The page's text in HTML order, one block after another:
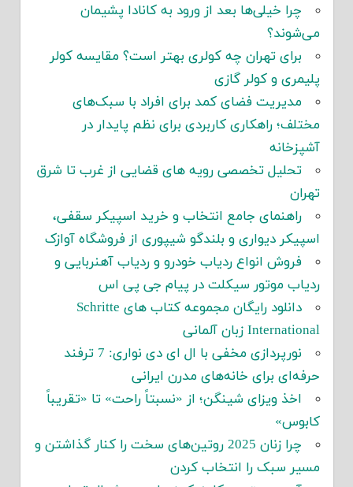
چرا خیلی‌ها بعد از ورود به کانادا پشیمان
می‌شوند؟
برای تهران چه کولری بهتر است؟ مقایسه کولر
پلیمری و کولر گازی
مدیریت فضای کمد برای افراد با سبک‌های
مختلف؛ راهکاری کاربردی برای نظم پایدار در
آشپزخانه
تحلیل تخصصی رویه های قضایی از غرب تا شرق
تهران
راهنمای جامع انتخاب و خرید اسپیکر سقفی،
اسپیکر دیواری و بلندگو شیپوری از فروشگاه آوازک
فروش انواع ردیاب خودرو و ردیاب آهنربایی و
ردیاب موتور سیکلت در پیام جی پی اس
دانلود رایگان مجموعه کتاب های Schritte
International زبان آلمانی
نورپردازی مخفی با ال ای دی نواری: 7 ترفند
حرفه‌ای برای خانه‌های مدرن ایرانی
اخذ ویزای شینگن؛ از «نسبتاً راحت» تا «تقریباً
کابوس»
چرا زنان 2025 روتین‌های سخت را کنار گذاشتن و
مسیر سبک را انتخاب کردن